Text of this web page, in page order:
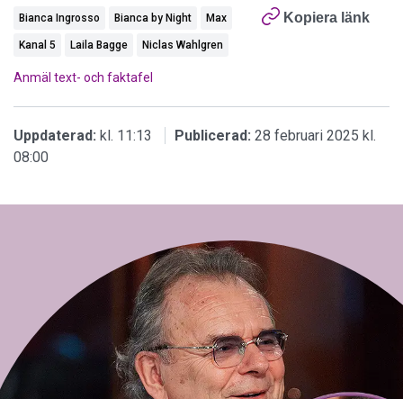
Kopiera länk
Bianca Ingrosso Bianca by Night Max
Kanal 5 Laila Bagge Niclas Wahlgren
Anmäl text- och faktafel
Uppdaterad: kl. 11:13 Publicerad: 28 februari 2025 kl.
08:00